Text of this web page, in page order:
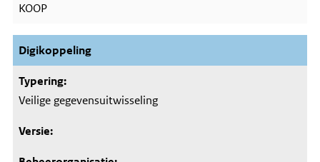
KOOP
Digikoppeling
Veilige gegevensuitwisseling